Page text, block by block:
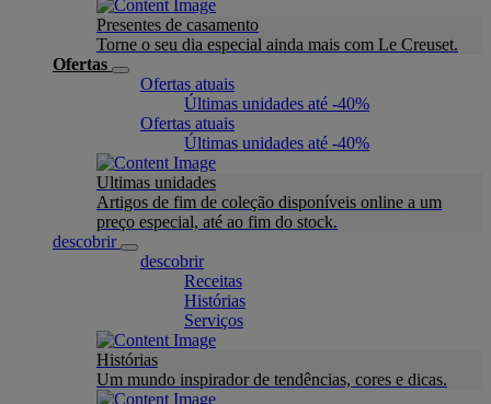
Presentes de casamento
Torne o seu dia especial ainda mais com Le Creuset.
Ofertas
Ofertas atuais
Últimas unidades até -40%
Ofertas atuais
Últimas unidades até -40%
Ultimas unidades
Artigos de fim de coleção disponíveis online a um
preço especial, até ao fim do stock.
descobrir
descobrir
Receitas
Histórias
Serviços
Histórias
Um mundo inspirador de tendências, cores e dicas.